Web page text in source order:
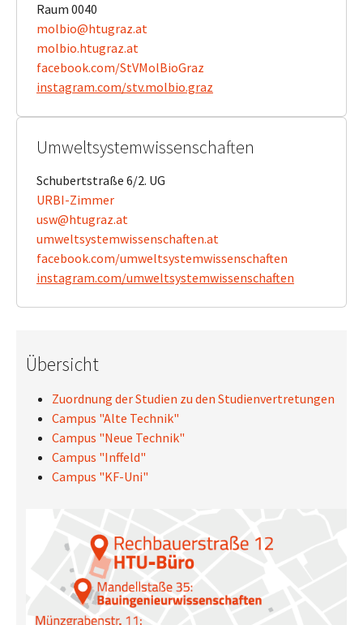
Raum 0040
molbio@htugraz.at
​​​​​​​molbio.htugraz.at
​​​​​​​facebook.com/StVMolBioGraz
​​​​​​​instagram.com/stv.molbio.graz
Umweltsystemwissenschaften
Schubertstraße 6/2. UG
URBI-Zimmer
usw@htugraz.at
​​​​​​​umweltsystemwissenschaften.at
​​​​​​​facebook.com/umweltsystemwissenschaften
​​​​​​​instagram.com/umweltsystemwissenschaften
Übersicht
Zuordnung der Studien zu den Studienvertretungen
Campus "Alte Technik"
Campus "Neue Technik"
Campus "Inffeld"
Campus "KF-Uni"